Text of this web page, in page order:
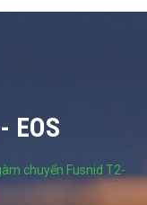
EOS
chuyển Fusnid T2-